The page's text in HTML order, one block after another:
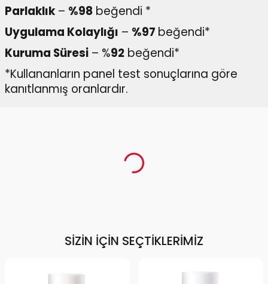
Parlaklık – %98 beğendi *
Uygulama Kolaylığı – %97 beğendi*
Kuruma Süresi – %92 beğendi*
*Kullananların panel test sonuçlarına göre
kanıtlanmış oranlardır.
SIZIN İÇIN SEÇTIKLERIMIZ